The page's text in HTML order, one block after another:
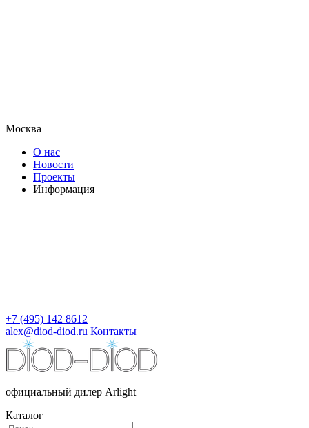
Москва
О нас
Новости
Проекты
Информация
+7 (495) 142 8612
alex@diod-diod.ru Контакты
официальный дилер Arlight
Каталог